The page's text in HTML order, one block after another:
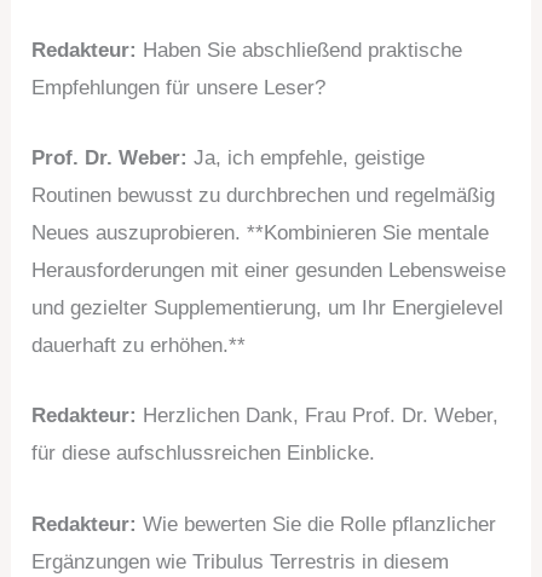
Redakteur: Haben Sie abschließend praktische
Empfehlungen für unsere Leser?
Prof. Dr. Weber: Ja, ich empfehle, geistige
Routinen bewusst zu durchbrechen und regelmäßig
Neues auszuprobieren. **Kombinieren Sie mentale
Herausforderungen mit einer gesunden Lebensweise
und gezielter Supplementierung, um Ihr Energielevel
dauerhaft zu erhöhen.**
Redakteur: Herzlichen Dank, Frau Prof. Dr. Weber,
für diese aufschlussreichen Einblicke.
Redakteur: Wie bewerten Sie die Rolle pflanzlicher
Ergänzungen wie Tribulus Terrestris in diesem